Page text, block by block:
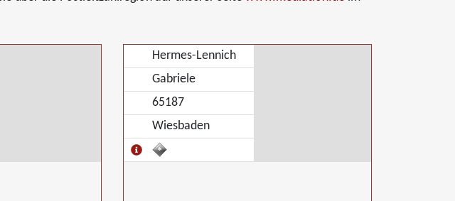
Hermes-Lennich
Gabriele
65187
Wiesbaden